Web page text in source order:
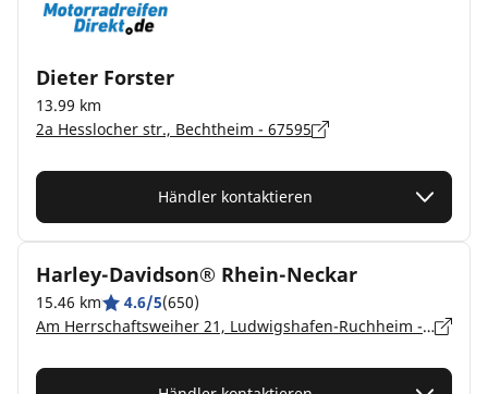
Dieter Forster
13.99 km
2a Hesslocher str., Bechtheim - 67595
Händler kontaktieren
Harley-Davidson® Rhein-Neckar
15.46 km 4.6/5(650)
Am Herrschaftsweiher 21, Ludwigshafen-Ruchheim - 67071